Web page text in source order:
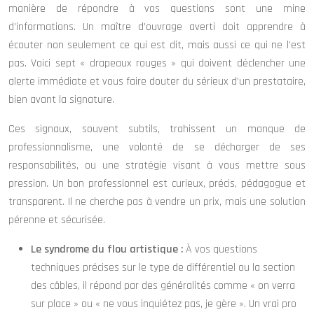
manière de répondre à vos questions sont une mine
d’informations. Un maître d’ouvrage averti doit apprendre à
écouter non seulement ce qui est dit, mais aussi ce qui ne l’est
pas. Voici sept « drapeaux rouges » qui doivent déclencher une
alerte immédiate et vous faire douter du sérieux d’un prestataire,
bien avant la signature.
Ces signaux, souvent subtils, trahissent un manque de
professionnalisme, une volonté de se décharger de ses
responsabilités, ou une stratégie visant à vous mettre sous
pression. Un bon professionnel est curieux, précis, pédagogue et
transparent. Il ne cherche pas à vendre un prix, mais une solution
pérenne et sécurisée.
Le syndrome du flou artistique :À vos questions
techniques précises sur le type de différentiel ou la section
des câbles, il répond par des généralités comme « on verra
sur place » ou « ne vous inquiétez pas, je gère ». Un vrai pro